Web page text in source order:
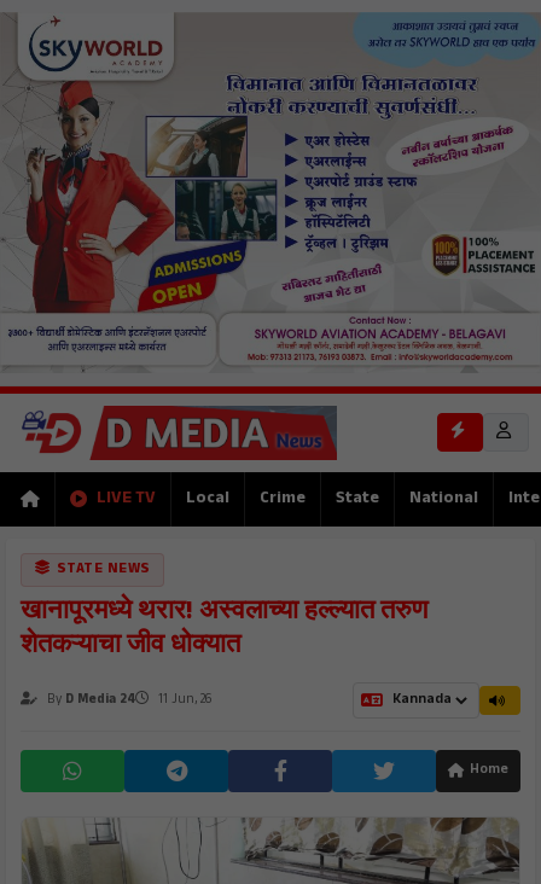
LIVE TV Local Crime State National
STATE NEWS
खानापूरमध्ये थरार! अस्वलाच्या हल्ल्यात तरुण
शेतकऱ्याचा जीव धोक्यात
By D Media 24 11 Jun, 26
Home